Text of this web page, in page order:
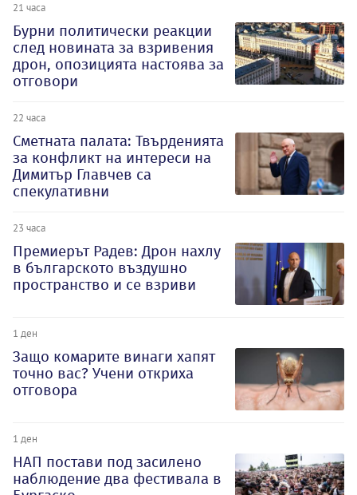
21 часа
Бурни политически реакции
след новината за взривения
дрон, опозицията настоява за
отговори
22 часа
Сметната палата: Твърденията
за конфликт на интереси на
Димитър Главчев са
спекулативни
23 часа
Премиерът Радев: Дрон нахлу
в българското въздушно
пространство и се взриви
1 ден
Защо комарите винаги хапят
точно вас? Учени откриха
отговора
1 ден
НАП постави под засилено
наблюдение два фестивала в